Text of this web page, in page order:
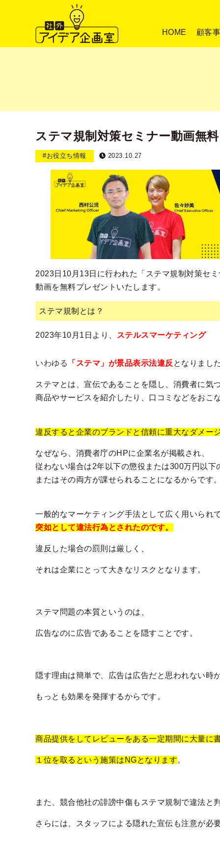
HOME 顧客
ステマ規制対策セミナー動画無
#お役立ち情報 2023.10.27
2023日10月13日に行われた「ステマ規制対策セ
動画を無料プレゼントいたします。
ステマ規制とは？
2023年10月1日より、 ステルスマーケティング
いわゆる 「ステマ」が景品表示法違反 となりました
ステマとは、宣伝であることを隠し、 消費者に気
商品やサービスを紹介したり、 口コミなどをおこ
違反すると企業のブランドと信頼に重大なダメー
なぜなら、消費者庁のHPに企業名が掲載され、
従わない場合は2年以下の懲役または300万円以下
またはその両方が課せられることになるからです。
一般的なマーケティング手法として広く用いられ
突如として違法行為とされたのです。
違反した場合の罰則は厳しく、
それは企業にとって大きなリスクとなります。
ステマ問題の本質というのは、
広告なのに広告であることを隠すことです。
隠す理由は簡単で、広告は広告だと思われない時が
もっとも効果を発揮するからです。
商品提供をしてレビューをある一定期間に大量に
１位を取るという施策はNGとなります。
また、競合他社の誹謗中傷もステマ規制で違法と
さらには、スタッフによる隠れた宣伝も注意が必要